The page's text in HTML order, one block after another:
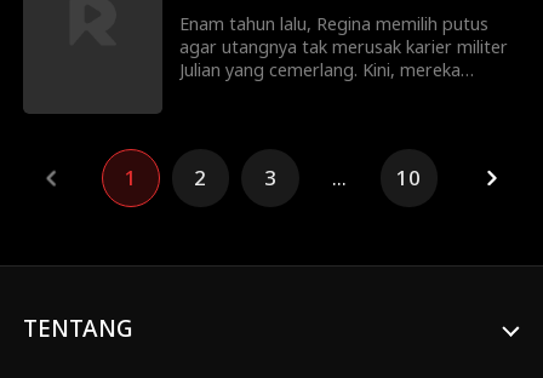
Enam tahun lalu, Regina memilih putus
agar utangnya tak merusak karier militer
Julian yang cemerlang. Kini, mereka
bersemi, tetapi terhalang perbedaan
status dan tekanan dari sekitar. Kali ini,
akankah mereka kembali bersama?
1 2 3 ... 10
TENTANG